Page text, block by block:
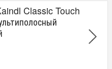
Classic Touch